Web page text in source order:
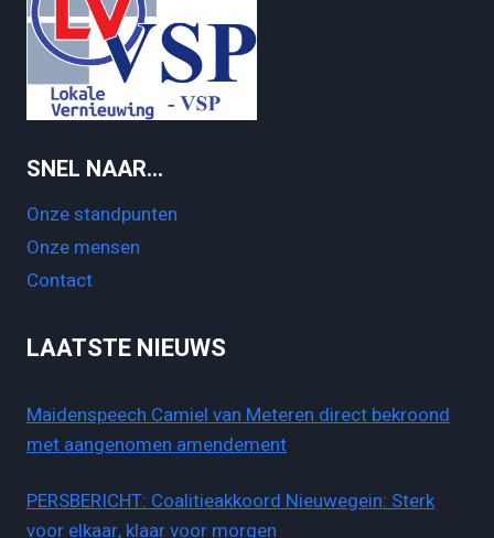
SNEL NAAR…
Onze standpunten
Onze mensen
Contact
LAATSTE NIEUWS
Maidenspeech Camiel van Meteren direct bekroond
met aangenomen amendement
PERSBERICHT: Coalitieakkoord Nieuwegein: Sterk
voor elkaar, klaar voor morgen